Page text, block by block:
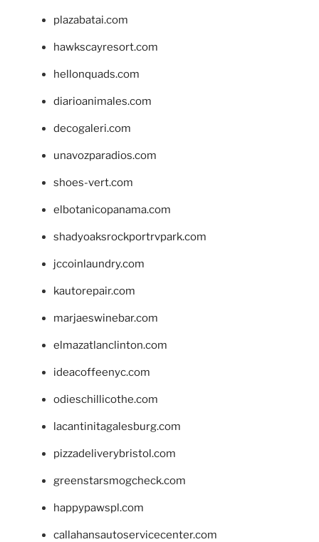
plazabatai.com
hawkscayresort.com
hellonquads.com
diarioanimales.com
decogaleri.com
unavozparadios.com
shoes-vert.com
elbotanicopanama.com
shadyoaksrockportrvpark.com
jccoinlaundry.com
kautorepair.com
marjaeswinebar.com
elmazatlanclinton.com
ideacoffeenyc.com
odieschillicothe.com
lacantinitagalesburg.com
pizzadeliverybristol.com
greenstarsmogcheck.com
happypawspl.com
callahansautoservicecenter.com